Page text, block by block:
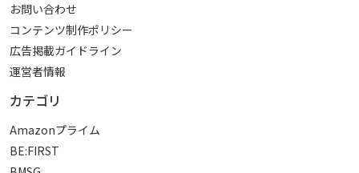
お問い合わせ
コンテンツ制作ポリシー
広告掲載ガイドライン
運営者情報
カテゴリ
Amazonプライム
BE:FIRST